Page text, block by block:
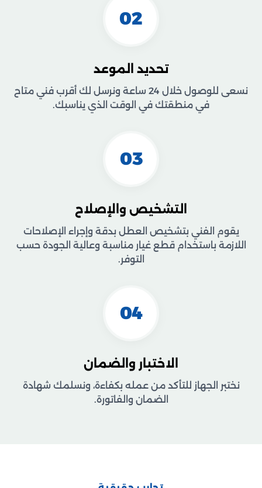
02
تحديد الموعد
نسعى للوصول خلال 24 ساعة ونرسل لك أقرب فني متاح
في منطقتك في الوقت الذي يناسبك.
03
التشخيص والإصلاح
يقوم الفني بتشخيص العطل بدقة وإجراء الإصلاحات
اللازمة باستخدام قطع غيار مناسبة وعالية الجودة حسب
التوفر.
04
الاختبار والضمان
نختبر الجهاز للتأكد من عمله بكفاءة، ونسلمك شهادة
الضمان والفاتورة.